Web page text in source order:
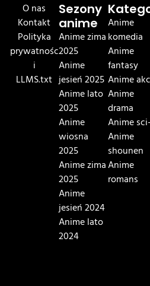
O nas
Kontakt
Polityka
prywatnośc
i
LLMS.txt
Sezony
anime
Anime zima
2025
Anime
jesień 2025
Anime lato
2025
Anime
wiosna
2025
Anime zima
2025
Anime
jesień 2024
Anime lato
2024
Anime
komedia
Anime
fantasy
Anime
Anime
drama
Anime
Anime
shounen
Anime
romans